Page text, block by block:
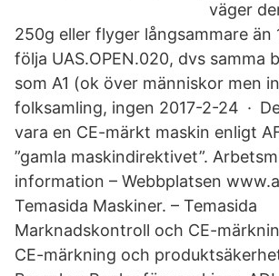
väger
250g eller flyger långsammare än
följa UAS.OPEN.020, dvs samma
som A1 (ok över människor men
folksamling, ingen 2017-2-24 ·
vara en CE-märkt maskin enligt
”gamla maskindirektivet”.
information – Webbplatsen
Temasida Maskiner. – Temasida
Marknadskontroll och CE-
CE-märkning och